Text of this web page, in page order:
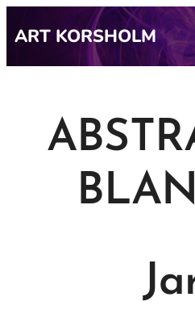
ART KORSHOLM